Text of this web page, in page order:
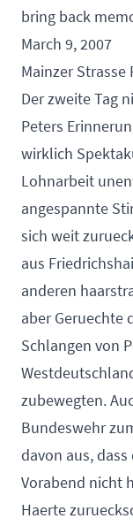
bring back
March 9, 2007
Mainzer Strasse
Der zweite Tag
Peters
wirklich
Lohnarbeit
angespannte
sich weit
aus
anderen
aber Geruechte
Schlangen von
zubewegten.
Bundeswehr
davon aus,
Vorabend nicht
Haerte